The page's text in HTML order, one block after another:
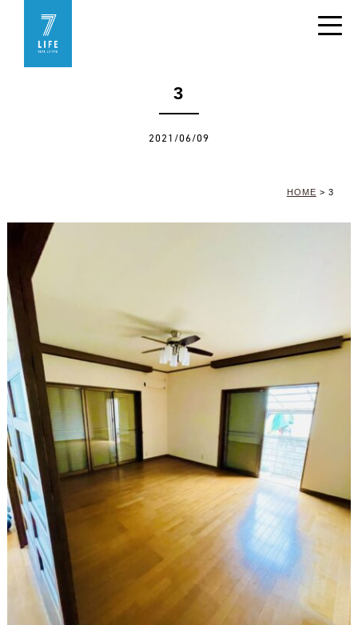
3
2021/06/09
HOME > 3